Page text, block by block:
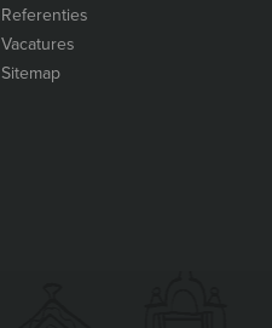
Referenties
Vacatures
Sitemap